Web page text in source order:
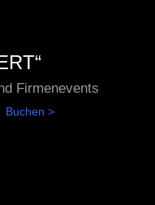
Firmenevents
>